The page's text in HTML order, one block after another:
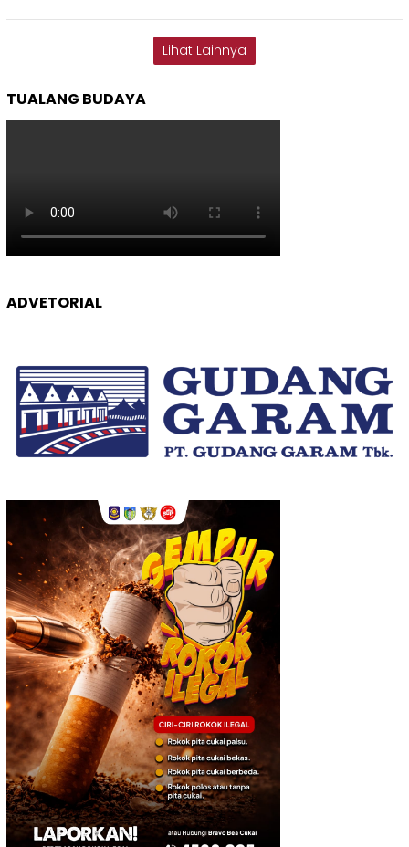
Lihat Lainnya
TUALANG BUDAYA
ADVETORIAL